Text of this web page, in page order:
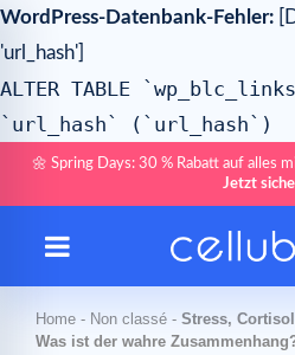
WordPress-Datenbank-Fehler:
'url_hash']
ALTER TABLE
`url_hash` (`url_hash`)
🌼 Spring Days: 30 % Rabatt auf alles
Jetzt
Home - Non classé - Stress,
Was ist der wahre